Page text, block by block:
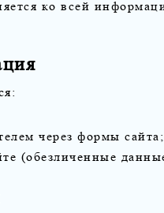
ко всей
через формы сайта;
(обезличенные